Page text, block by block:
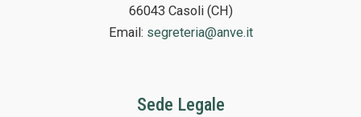
66043 Casoli (CH)
Email: segreteria@anve.it
Sede Legale